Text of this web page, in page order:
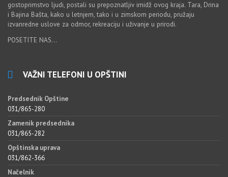
gostoprimstvo ljudi, postali su prepoznatljiv imidž ovog kraja. Tara, Drina
i Bajina Bašta, kako u letnjem, tako i u zimskom periodu, pružaju
izvanredne uslove za odmor, rekreaciju i uživanje u prirodi.
POSETITE NAS...
VAŽNI TELEFONI U OPŠTINI
Predsednik Opštine
031/865-280
Zamenik predsednika
031/865-282
Opštinska uprava
031/862-366
Načelnik